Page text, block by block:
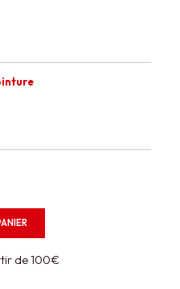
de 100€